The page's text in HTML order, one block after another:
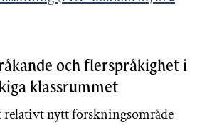
och flerspråkighet i
klassrummet
relativt nytt forskningsområde